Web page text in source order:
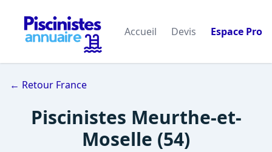
Accueil Devis Espace Pro
← Retour France
Piscinistes Meurthe-et-
Moselle (54)